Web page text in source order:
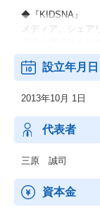
◆『KIDSNA』
メディア、シェア
のにするサービス
地方における安定
来に渡り活力ある
業である観光業界
◆『hospitality
を強化します。
海外の先進事例を
設立年月日
2013年10月 1日
代表者
三原 誠司
資本金